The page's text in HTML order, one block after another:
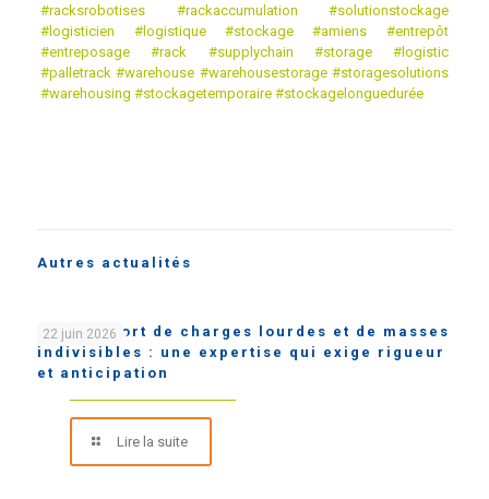
#racksrobotises
#rackaccumulation
#solutionstockage
#logisticien
#logistique #stockage #amiens
#entrepôt
#entreposage
#rack #supplychain #storage
#logistic
#palletrack #warehouse #warehousestorage #storagesolutions
#warehousing #stockagetemporaire #stockagelonguedurée
Autres actualités
22 juin 2026
Le transport de charges lourdes et de masses
indivisibles : une expertise qui exige rigueur
et anticipation
Lire la suite